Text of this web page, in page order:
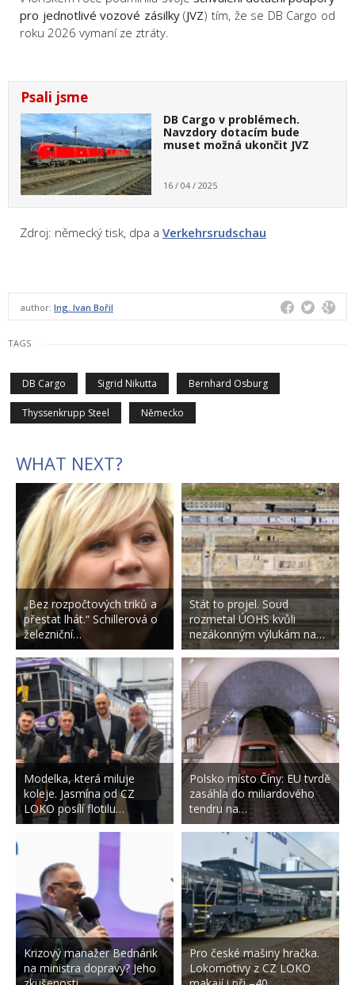
pro jednotlivé vozové zásilky(JVZ) tím, že se DB Cargo od
roku 2026 vymaní ze ztráty.
Psali jsme
DB Cargo v problémech.
Navzdory dotacím bude
muset možná ukončit JVZ
16 / 04 / 2025
Zdroj: německý tisk, dpa a Verkehrsrudschau
author: Ing. Ivan Bořil
TAGS
DB Cargo Sigrid Nikutta Bernhard Osburg
Thyssenkrupp Steel Německo
WHAT NEXT?
„Bez rozpočtových triků a
přestat lhát.“ Schillerová o
železniční…
Modelka, která miluje
koleje. Jasmína od CZ
LOKO posílí flotilu…
Krizový manažer Bednárik
na ministra dopravy? Jeho
Stát to projel. Soud
rozmetal ÚOHS kvůli
nezákonným výlukám na…
Polsko místo Číny: EU tvrdě
zasáhla do miliardového
tendru na…
Pro české mašiny hračka.
Lokomotivy z CZ LOKO